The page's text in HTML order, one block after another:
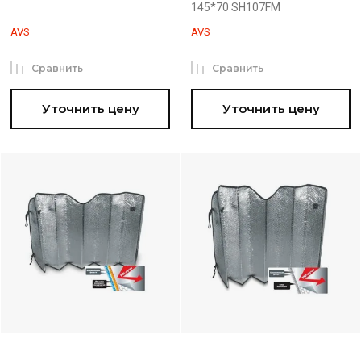
AVS
Уточнить цену
Сравнить
145*70 SH107FM
AVS
Уточнить цену
Сравнить